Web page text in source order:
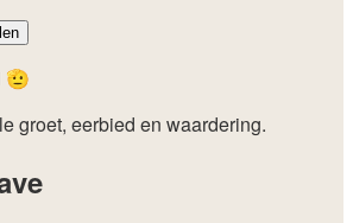
🫡
groet, eerbied en waardering.